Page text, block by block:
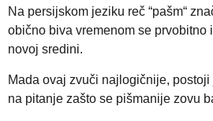
Na persijskom jeziku reč “pašm“
obično biva vremenom se prvobitno
novoj sredini.
Mada ovaj zvuči najlogičnije,
na pitanje zašto se pišmanije zovu